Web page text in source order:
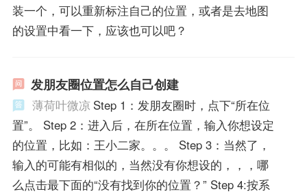
装一个，可以重新标注自己的位置，或者是去地图
的设置中看一下，应该也可以吧？
发朋友圈位置怎么自己创建
薄荷叶微凉 Step 1：发朋友圈时，点下“所在位
置”。 Step 2：进入后，在所在位置，输入你想设定
的位置，比如：王小二家。。。 Step 3：当然了，
输入的可能有相似的，当然没有你想设的，，，哪
么点击最下面的“没有找到你的位置？” Step 4:按系